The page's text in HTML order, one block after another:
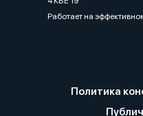
Работает на
Политика